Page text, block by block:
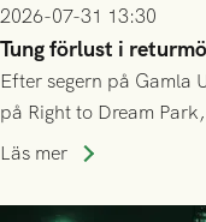
2026-07-31 13:30
Tung förlust i
Efter segern på Gamla
på Right to Dream
upphöra efter mindre
tennissiffror och det
Läs mer